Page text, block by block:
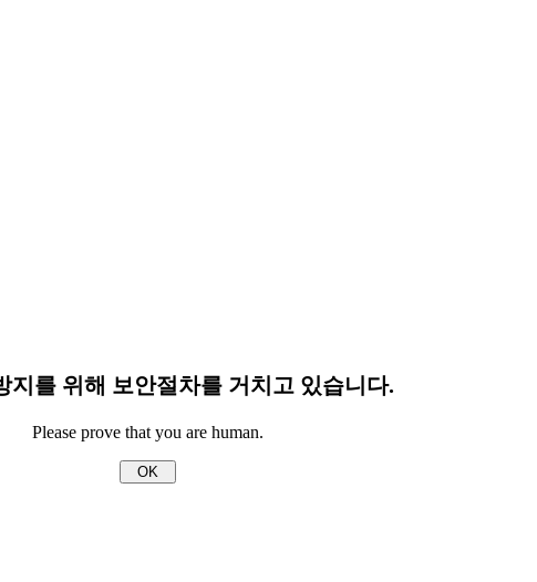
지를 위해 보안절차를 거치고 있습니다.
Please prove that you are human.